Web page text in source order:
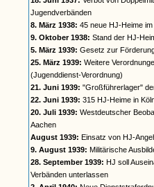
Jugendverbänden
8. März 1938: 45 neue HJ-Heime
9. Oktober 1938: Stand der HJ-
5. März 1939: Gesetz zur
25. März 1939: Weitere
(Jugenddienst-Verordnung)
21. Juni 1939: "Großführerlager"
22. Juni 1939: 315 HJ-Heime in
20. Juli 1939: Westdeutscher
Aachen
August 1939: Einsatz von HJ-
9. August 1939: Militärische
28. September 1939: HJ soll
Verbänden unterlassen